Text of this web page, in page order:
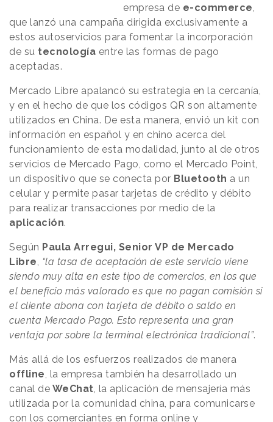
empresa de e-commerce,
que lanzó una campaña dirigida exclusivamente a
estos autoservicios para fomentar la incorporación
de su tecnología entre las formas de pago
aceptadas.
Mercado Libre apalancó su estrategia en la cercanía,
y en el hecho de que los códigos QR son altamente
utilizados en China. De esta manera, envió un kit con
información en español y en chino acerca del
funcionamiento de esta modalidad, junto al de otros
servicios de Mercado Pago, como el Mercado Point,
un dispositivo que se conecta por Bluetooth a un
celular y permite pasar tarjetas de crédito y débito
para realizar transacciones por medio de la
aplicación.
Según Paula Arregui, Senior VP de Mercado
Libre, “la tasa de aceptación de este servicio viene
siendo muy alta en este tipo de comercios, en los que
el beneficio más valorado es que no pagan comisión si
el cliente abona con tarjeta de débito o saldo en
cuenta Mercado Pago. Esto representa una gran
ventaja por sobre la terminal electrónica tradicional”.
Más allá de los esfuerzos realizados de manera
offline, la empresa también ha desarrollado un
canal de WeChat, la aplicación de mensajería más
utilizada por la comunidad china, para comunicarse
con los comerciantes en forma online y